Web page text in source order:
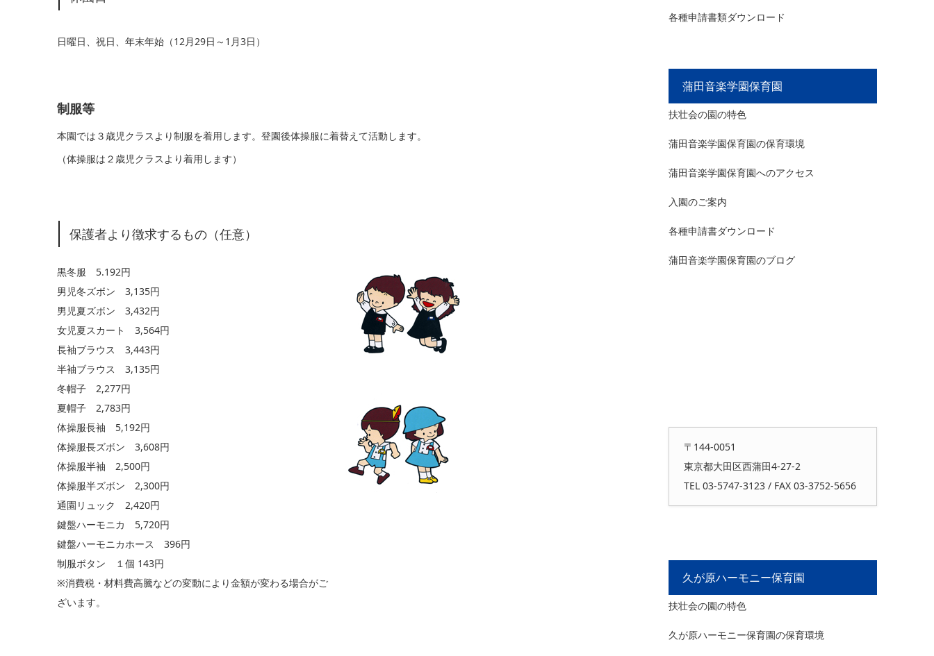
日曜日、祝日、年末年始（12月29日～1月3日）
制服等
本園では３歳児クラスより制服を着用します。登園後体操服に着替えて活動します。
（体操服は２歳児クラスより着用します）
保護者より徴求するもの（任意）
黒冬服 5.192円
男児冬ズボン 3,135円
男児夏ズボン 3,432円
女児夏スカート 3,564円
長袖ブラウス 3,443円
半袖ブラウス 3,135円
冬帽子 2,277円
夏帽子 2,783円
体操服長袖 5,192円
体操服長ズボン 3,608円
体操服半袖 2,500円
体操服半ズボン 2,300円
通園リュック 2,420円
鍵盤ハーモニカ 5,720円
鍵盤ハーモニカホース 396円
制服ボタン １個 143円
※消費税・材料費高騰などの変動により金額が変わる場合がご
ざいます。
各種申請書類ダウンロード
蒲田音楽学園保育園
扶壮会の園の特色
蒲田音楽学園保育園の保育環境
蒲田音楽学園保育園へのアクセス
入園のご案内
各種申請書ダウンロード
蒲田音楽学園保育園のブログ
〒144-0051
東京都大田区西蒲田4-27-2
TEL 03-5747-3123 / FAX 03-3752-5656
久が原ハーモニー保育園
扶壮会の園の特色
久が原ハーモニー保育園の保育環境